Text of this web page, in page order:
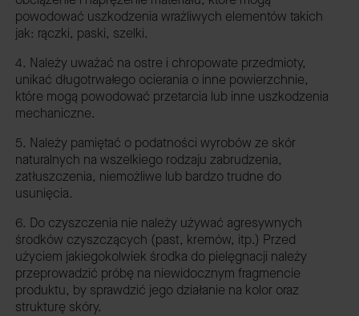
powodować uszkodzenia wrażliwych elementów takich
jak: rączki, paski, szelki.
4. Należy uważać na ostre i chropowate przedmioty,
unikać długotrwałego ocierania o inne powierzchnie,
które mogą powodować przetarcia lub inne uszkodzenia
mechaniczne.
5. Należy pamiętać o podatności wyrobów ze skór
naturalnych na wszelkiego rodzaju zabrudzenia,
zatłuszczenia, niemożliwe lub bardzo trudne do
usunięcia.
6. Do czyszczenia nie należy używać agresywnych
środków czyszczących (past, kremów, itp.) Przed
użyciem jakiegokolwiek środka do pielęgnacji należy
przeprowadzić próbę na niewidocznym fragmencie
produktu, by sprawdzić jego działanie na kolor oraz
strukturę skóry.